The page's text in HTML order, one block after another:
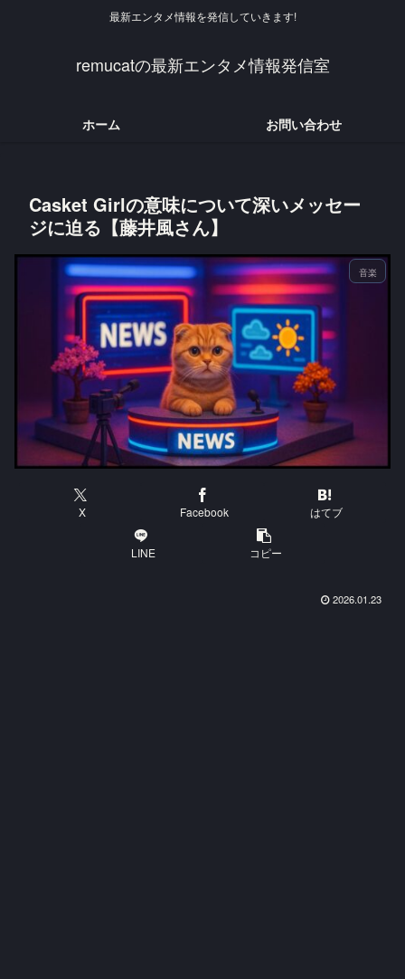
最新エンタメ情報を発信していきます!
remucatの最新エンタメ情報発信室
ホーム お問い合わせ
Casket Girlの意味について深いメッセー
ジに迫る【藤井風さん】
音楽
X Facebook はてブ
LINE コピー
2026.01.23